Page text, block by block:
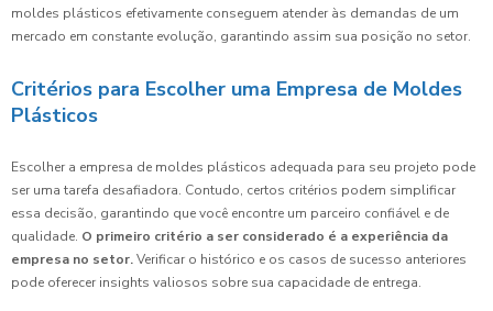
moldes plásticos efetivamente conseguem atender às demandas de um
mercado em constante evolução, garantindo assim sua posição no setor.
Critérios para Escolher uma Empresa de Moldes
Plásticos
Escolher a empresa de moldes plásticos adequada para seu projeto pode
ser uma tarefa desafiadora. Contudo, certos critérios podem simplificar
essa decisão, garantindo que você encontre um parceiro confiável e de
qualidade. O primeiro critério a ser considerado é a experiência da
empresa no setor.Verificar o histórico e os casos de sucesso anteriores
pode oferecer insights valiosos sobre sua capacidade de entrega.